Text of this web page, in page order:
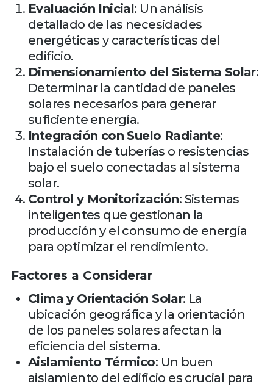
Evaluación Inicial: Un análisis
detallado de las necesidades
energéticas y características del
edificio.
Dimensionamiento del Sistema Solar:
Determinar la cantidad de paneles
solares necesarios para generar
suficiente energía.
Integración con Suelo Radiante:
Instalación de tuberías o resistencias
bajo el suelo conectadas al sistema
solar.
Control y Monitorización: Sistemas
inteligentes que gestionan la
producción y el consumo de energía
para optimizar el rendimiento.
Factores a Considerar
Clima y Orientación Solar: La
ubicación geográfica y la orientación
de los paneles solares afectan la
eficiencia del sistema.
Aislamiento Térmico: Un buen
aislamiento del edificio es crucial para